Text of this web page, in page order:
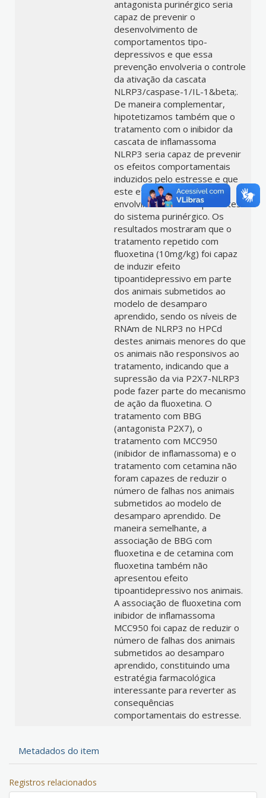
antagonista purinérgico seria
capaz de prevenir o
desenvolvimento de
comportamentos tipo-
depressivos e que essa
prevenção envolveria o controle
da ativação da cascata
NLRP3/caspase-1/IL-1&beta;.
De maneira complementar,
hipotetizamos também que o
tratamento com o inibidor da
cascata de inflamassoma
NLRP3 seria capaz de prevenir
os efeitos comportamentais
induzidos pelo estresse e que
este efeito teria o
envolvimento de componentes
do sistema purinérgico. Os
resultados mostraram que o
tratamento repetido com
fluoxetina (10mg/kg) foi capaz
de induzir efeito
tipoantidepressivo em parte
dos animais submetidos ao
modelo de desamparo
aprendido, sendo os níveis de
RNAm de NLRP3 no HPCd
destes animais menores do que
os animais não responsivos ao
tratamento, indicando que a
supressão da via P2X7-NLRP3
pode fazer parte do mecanismo
de ação da fluoxetina. O
tratamento com BBG
(antagonista P2X7), o
tratamento com MCC950
(inibidor de inflamassoma) e o
tratamento com cetamina não
foram capazes de reduzir o
número de falhas nos animais
submetidos ao modelo de
desamparo aprendido. De
maneira semelhante, a
associação de BBG com
fluoxetina e de cetamina com
fluoxetina também não
apresentou efeito
tipoantidepressivo nos animais.
A associação de fluoxetina com
inibidor de inflamassoma
MCC950 foi capaz de reduzir o
número de falhas dos animais
submetidos ao desamparo
aprendido, constituindo uma
estratégia farmacológica
interessante para reverter as
consequências
comportamentais do estresse.
Metadados do item
Registros relacionados